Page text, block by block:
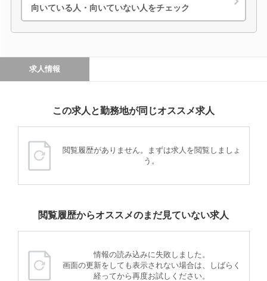
向いている人・向いていない人をチェック
求人情報
この求人と勤務地が同じオススメ求人
閲覧履歴がありません。まずは求人を閲覧しましょ
う。
閲覧履歴からオススメのまだ見ていない求人
情報の読み込みに失敗しました。
画面の更新をしても表示されない場合は、しばらく
経ってから再度お試しください。